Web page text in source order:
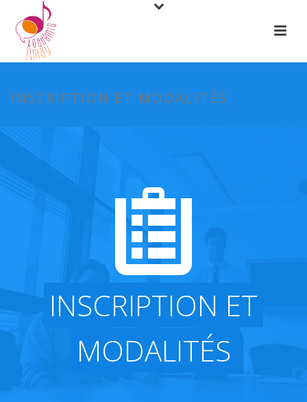
INSCRIPTION ET MODALITÉS
INSCRIPTION ET
MODALITÉS